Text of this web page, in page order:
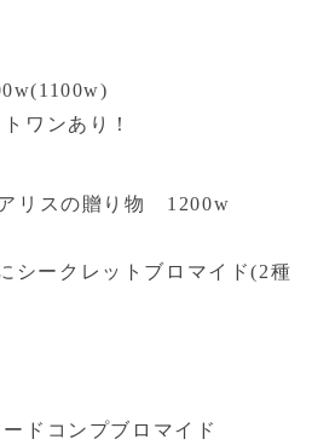
ワンあり！
リスの贈り物 1200w
シークレットブロマイド(2種
ドコンプブロマイド